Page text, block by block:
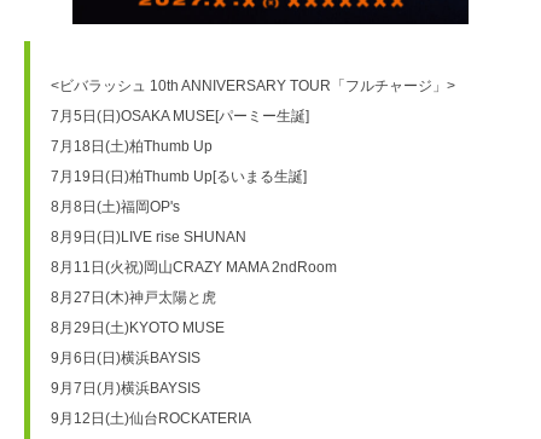
<ビバラッシュ 10th ANNIVERSARY TOUR「フルチャージ」>
7月5日(日)OSAKA MUSE[パーミー生誕]
7月18日(土)柏Thumb Up
7月19日(日)柏Thumb Up[るいまる生誕]
8月8日(土)福岡OP's
8月11日(火祝)岡山CRAZY MAMA 2ndRoom
8月27日(木)神戸太陽と虎
8月29日(土)KYOTO MUSE
9月6日(日)横浜BAYSIS
9月7日(月)横浜BAYSIS
9月12日(土)仙台ROCKATERIA